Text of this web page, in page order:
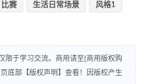
比赛 生活日常场景 风格1
限于学习交流。商用请至[商用版权购
底部【版权声明】查看！因版权产生